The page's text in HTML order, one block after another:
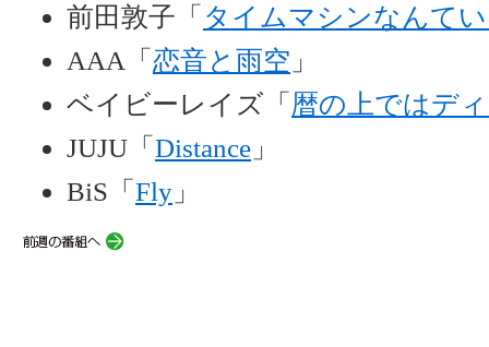
前田敦子「 タイムマシンなんて
AAA「 恋音と雨空 」
ベイビーレイズ「 暦の上ではデ
JUJU「 Distance 」
BiS「 Fly 」